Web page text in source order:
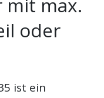
oder
ist ein